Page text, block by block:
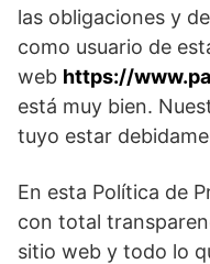
las obligaciones y
como usuario de
web https://
está muy bien.
tuyo estar
En esta Política de
con total
sitio web y todo lo